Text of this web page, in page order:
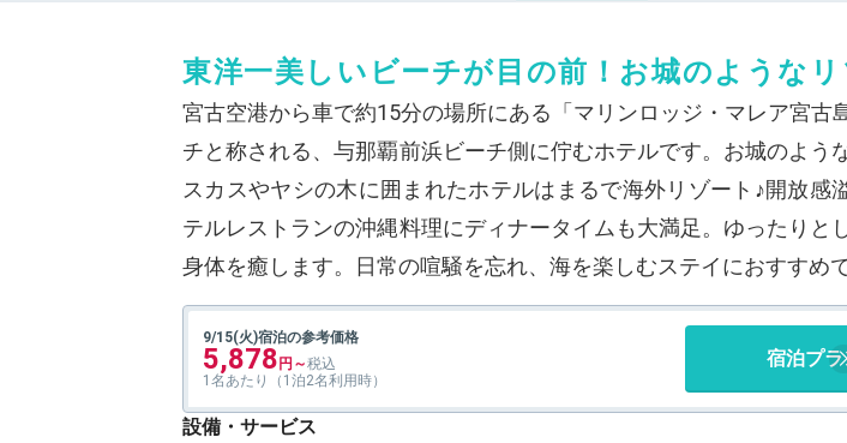
東洋一美しいビーチが目の前！お城のような
宮古空港から車で約15分の場所にある「マリンロッジ・マレア宮古
チと称される、与那覇前浜ビーチ側に佇むホテルです。お城のよう
スカスやヤシの木に囲まれたホテルはまるで海外リゾート♪開放感
テルレストランの沖縄料理にディナータイムも大満足。ゆったりと
身体を癒します。日常の喧騒を忘れ、海を楽しむステイにおすすめで
9/15(火)宿泊の参考価格
5,878
1名あたり（1泊2名利用時）
宿泊プ
設備・サービス